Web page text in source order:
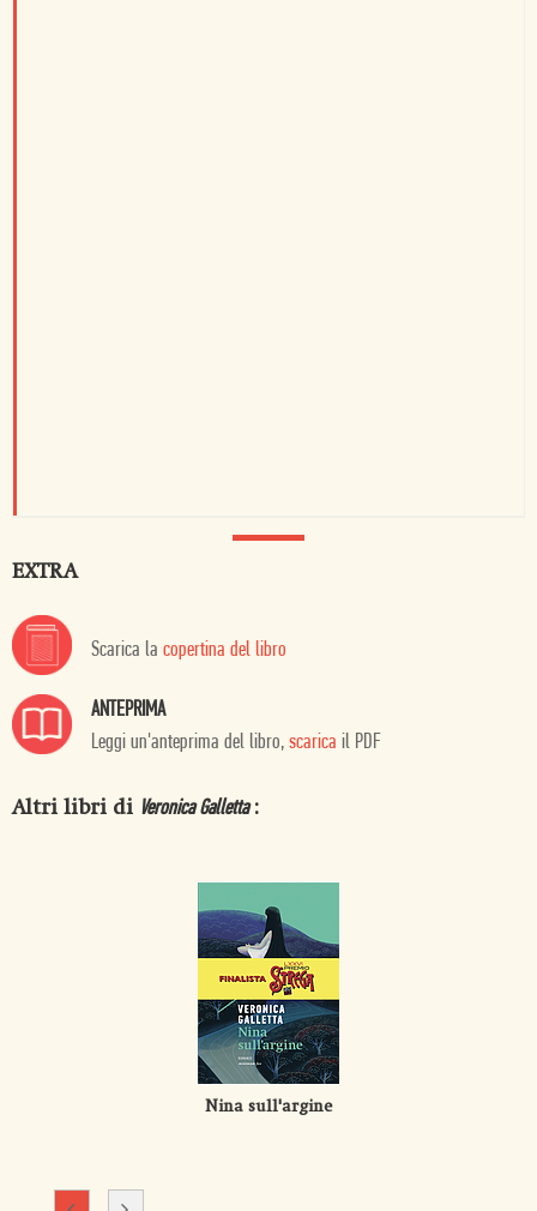
EXTRA
Scarica la copertina del libro
ANTEPRIMA
Leggi un'anteprima del libro, scarica il PDF
Altri libri di Veronica Galletta:
Nina sull'argine